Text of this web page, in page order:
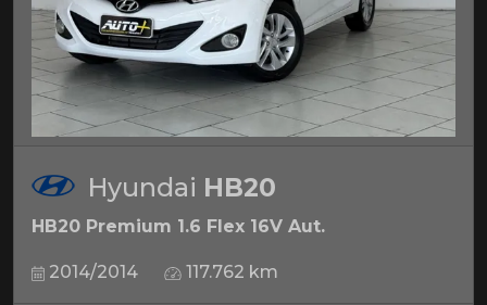
Hyundai HB20
HB20 Premium 1.6 Flex 16V Aut.
2014/2014 117.762 km